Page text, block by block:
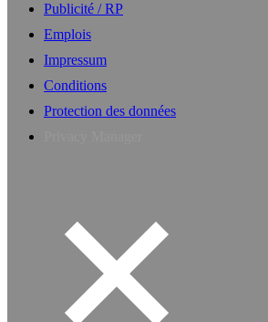
Publicité / RP
Emplois
Impressum
Conditions
Protection des données